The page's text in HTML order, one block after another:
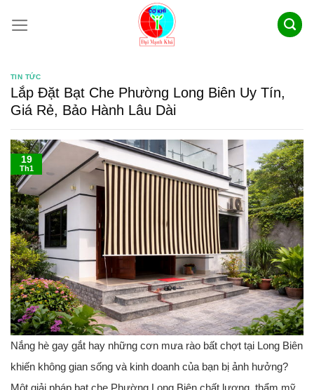
TIN TỨC
Lắp Đặt Bạt Che Phường Long Biên Uy Tín,
Giá Rẻ, Bảo Hành Lâu Dài
19
Th1
Nắng hè gay gắt hay những cơn mưa rào bất chợt tại Long Biên
khiến không gian sống và kinh doanh của bạn bị ảnh hưởng?
Một giải pháp bạt che Phường Long Biên chất lượng, thẩm mỹ